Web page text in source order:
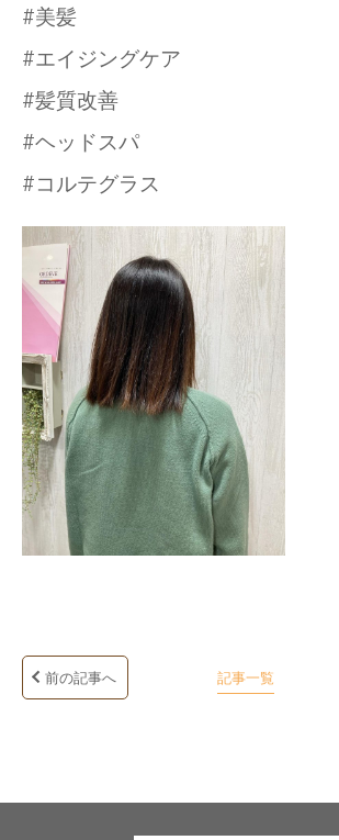
#美髪
#エイジングケア
#髪質改善
#ヘッドスパ
#コルテグラス
前の記事へ 記事一覧